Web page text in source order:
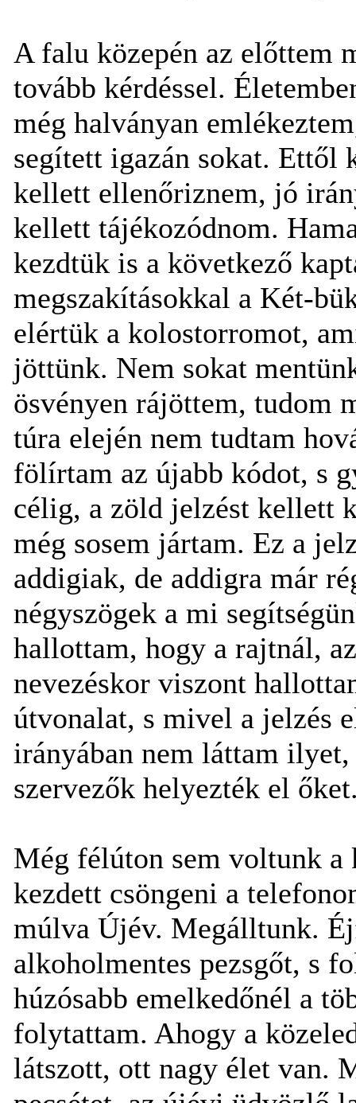
A falu közepén az előttem
tovább kérdéssel.
még halványan
segített igazán sokat. Ettől
kellett ellenőriznem, jó
kellett tájékozódnom.
kezdtük is a következő
megszakításokkal a Két-
elértük a kolostorromot,
jöttünk. Nem sokat
ösvényen rájöttem, tudom
túra elején nem tudtam
fölírtam az újabb kódot, s
célig, a zöld jelzést kellett
még sosem jártam. Ez a
addigiak, de addigra már
négyszögek a mi
hallottam, hogy a rajtnál,
nevezéskor viszont
útvonalat, s mivel a jelzés
irányában nem láttam
szervezők helyezték el
Még félúton sem voltunk
kezdett csöngeni a
múlva Újév. Megálltunk.
alkoholmentes pezsgőt, s
húzósabb emelkedőnél a
folytattam. Ahogy a
látszott, ott nagy élet van.